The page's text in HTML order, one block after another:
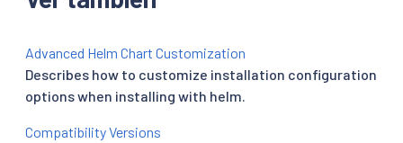
Advanced Helm Chart Customization
Describes how to customize installation configuration
options when installing with helm.
Compatibility Versions